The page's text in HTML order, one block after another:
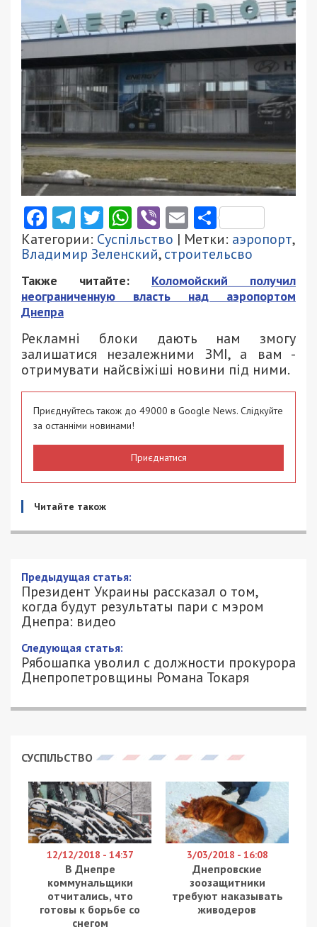
Facebook
Telegram
Twitter
WhatsApp
ViberEmail
Категории: Суспільство | Метки: аэропорт,
Владимир Зеленский,строительсво
Также читайте: Коломойский получил
неограниченную власть над аэропортом
Днепра
Рекламні блоки дають нам змогу
залишатися незалежними ЗМІ, а вам -
отримувати найсвіжіші новини під ними.
Приєднуйтесь також до 49000 в Google News. Слідкуйте
за останніми новинами!
Приєднатися
Читайте також
Президент Украины рассказал о том,
когда будут результаты пари с мэром
Днепра: видео
10/10/2019 - 12:25
ИВАН ДУЗЬ - СПЕЦИАЛЬНО ДЛЯ
49000.COM.UA
2542
Сегодня, 10 октября, с 10:00 президент Украины
прямом эфире. В ходе беседы он заявил, что его
Филатовым продолжается. Сейчас
реконструкцию центрального автомобильного
моста оценивает независимая комиссия. При
этом их выводы по ремонту Нового моста в
Днепре фактически готовы
Мы отправили специальную независимую комиссию,
которая посмотрела, что там делалось во время
ремонта Нового моста, а чего вообще не планировалось
делать. Люди привезли информацию, – сказал Зеленский.